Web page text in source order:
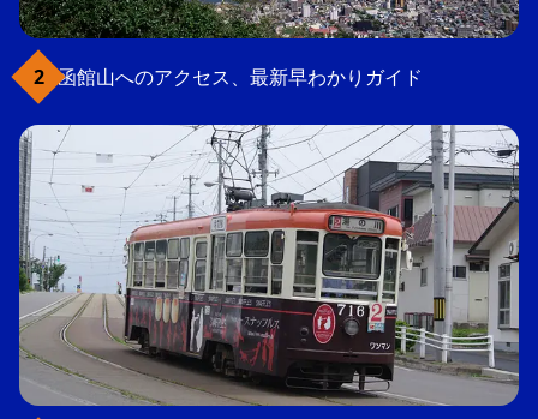
函館山へのアクセス、最新早わかりガイド